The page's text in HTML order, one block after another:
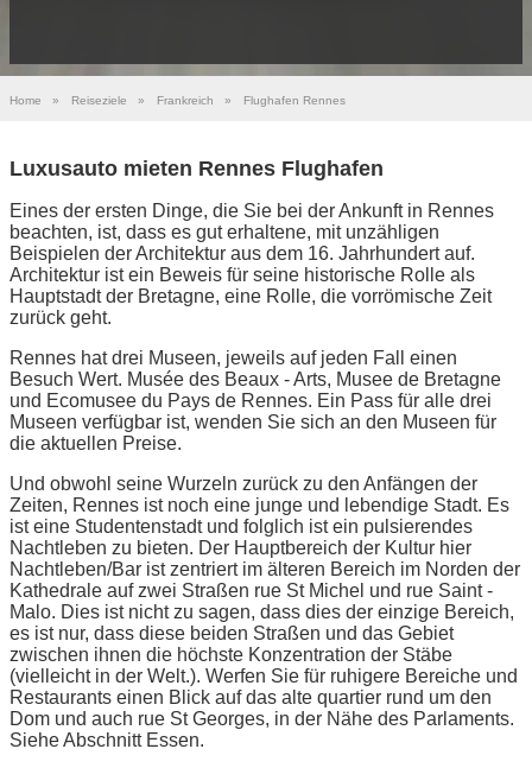
Home » Reiseziele » Frankreich » Flughafen Rennes
Luxusauto mieten Rennes Flughafen
Eines der ersten Dinge, die Sie bei der Ankunft in Rennes
beachten, ist, dass es gut erhaltene, mit unzähligen
Beispielen der Architektur aus dem 16. Jahrhundert auf.
Architektur ist ein Beweis für seine historische Rolle als
Hauptstadt der Bretagne, eine Rolle, die vorrömische Zeit
zurück geht.
Rennes hat drei Museen, jeweils auf jeden Fall einen
Besuch Wert. Musée des Beaux - Arts, Musee de Bretagne
und Ecomusee du Pays de Rennes. Ein Pass für alle drei
Museen verfügbar ist, wenden Sie sich an den Museen für
die aktuellen Preise.
Und obwohl seine Wurzeln zurück zu den Anfängen der
Zeiten, Rennes ist noch eine junge und lebendige Stadt. Es
ist eine Studentenstadt und folglich ist ein pulsierendes
Nachtleben zu bieten. Der Hauptbereich der Kultur hier
Nachtleben/Bar ist zentriert im älteren Bereich im Norden der
Kathedrale auf zwei Straßen rue St Michel und rue Saint -
Malo. Dies ist nicht zu sagen, dass dies der einzige Bereich,
es ist nur, dass diese beiden Straßen und das Gebiet
zwischen ihnen die höchste Konzentration der Stäbe
(vielleicht in der Welt.). Werfen Sie für ruhigere Bereiche und
Restaurants einen Blick auf das alte quartier rund um den
Dom und auch rue St Georges, in der Nähe des Parlaments.
Siehe Abschnitt Essen.